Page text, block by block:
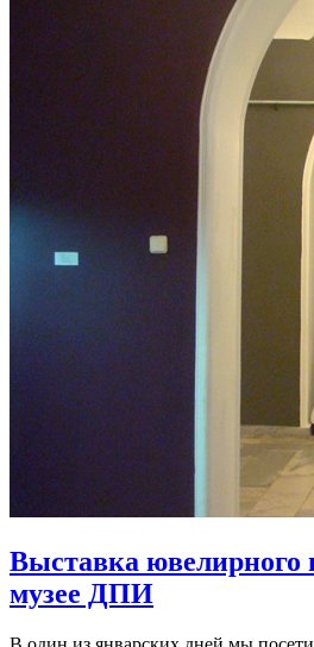
Выставка ювелирного
музее ДПИ